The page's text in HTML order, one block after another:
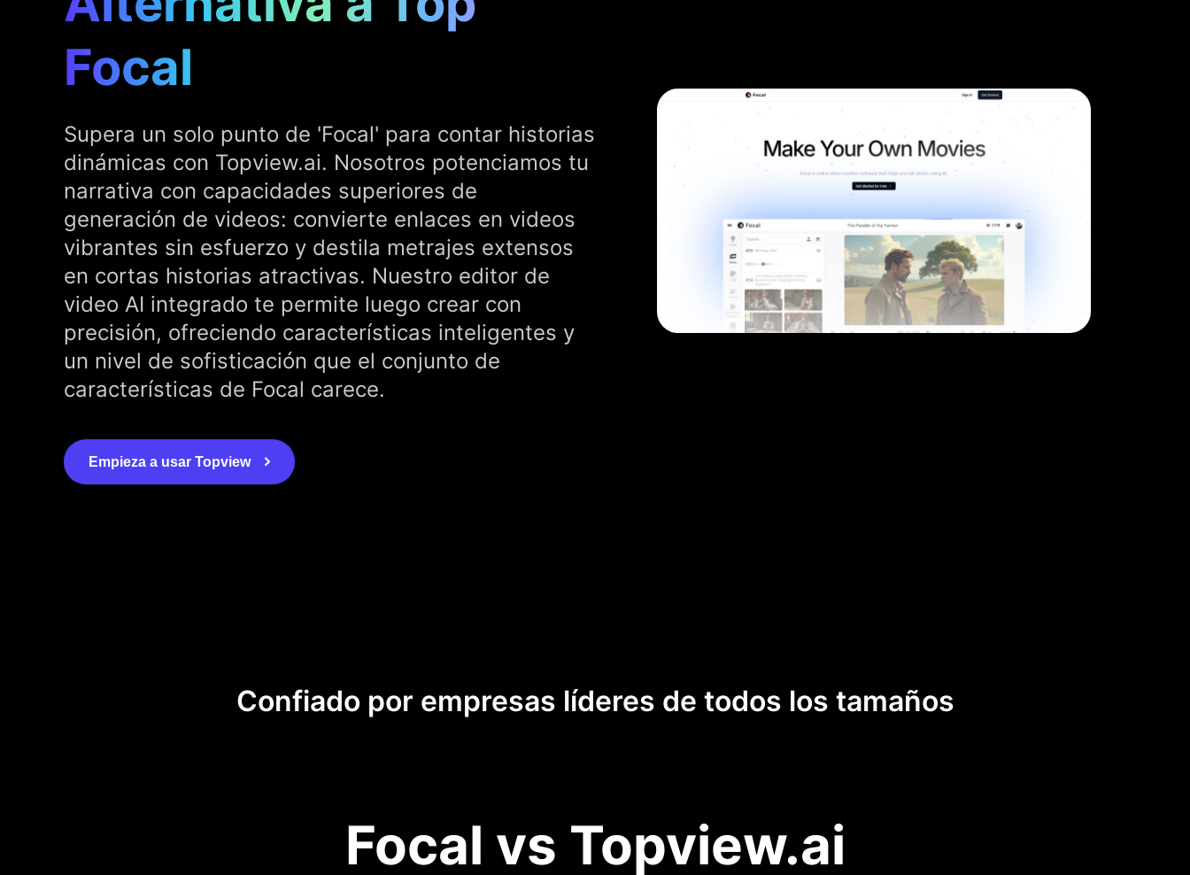
Focal
Supera un solo punto de 'Focal' para contar historias
dinámicas con Topview.ai. Nosotros potenciamos tu
narrativa con capacidades superiores de
generación de videos: convierte enlaces en videos
vibrantes sin esfuerzo y destila metrajes extensos
en cortas historias atractivas. Nuestro editor de
video AI integrado te permite luego crear con
precisión, ofreciendo características inteligentes y
un nivel de sofisticación que el conjunto de
características de Focal carece.
Empieza a usar Topview
Confiado por empresas líderes de todos los tamaños
Focal vs Topview.ai